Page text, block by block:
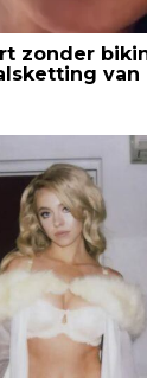
zonder
van